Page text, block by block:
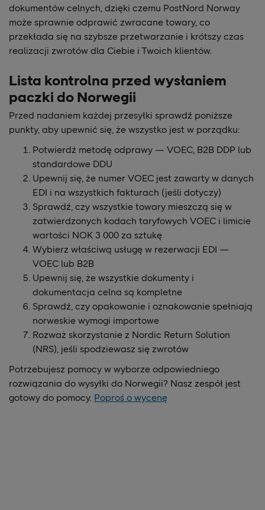
dokumentów celnych, dzięki czemu PostNord Norway
może sprawnie odprawić zwracane towary, co
przekłada się na szybsze przetwarzanie i krótszy czas
realizacji zwrotów dla Ciebie i Twoich klientów.
Lista kontrolna przed wysłaniem
paczki do Norwegii
Przed nadaniem każdej przesyłki sprawdź poniższe
punkty, aby upewnić się, że wszystko jest w porządku:
Potwierdź metodę odprawy — VOEC, B2B DDP lub
standardowe DDU
Upewnij się, że numer VOEC jest zawarty w danych
EDI i na wszystkich fakturach (jeśli dotyczy)
Sprawdź, czy wszystkie towary mieszczą się w
zatwierdzonych kodach taryfowych VOEC i limicie
wartości NOK 3 000 za sztukę
Wybierz właściwą usługę w rezerwacji EDI —
VOEC lub B2B
Upewnij się, że wszystkie dokumenty i
dokumentacja celna są kompletne
Sprawdź, czy opakowanie i oznakowanie spełniają
norweskie wymogi importowe
Rozważ skorzystanie z Nordic Return Solution
(NRS), jeśli spodziewasz się zwrotów
Potrzebujesz pomocy w wyborze odpowiedniego
rozwiązania do wysyłki do Norwegii? Nasz zespół jest
gotowy do pomocy. Poproś o wycenę